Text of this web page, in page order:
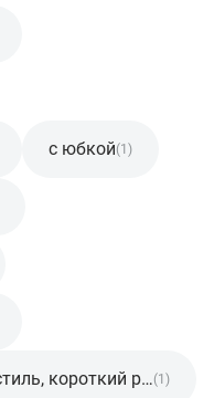
с юбкой(1)
блузки школьные, деловой стиль, короткий рукав(1)